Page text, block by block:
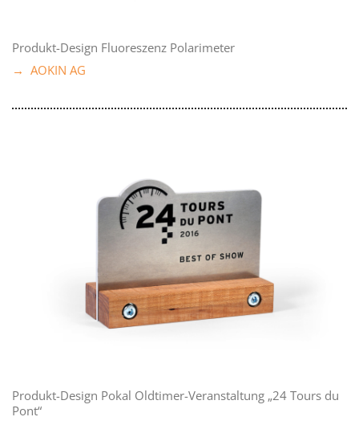
Produkt-Design Fluoreszenz Polarimeter
→ AOKIN AG
Produkt-Design Pokal Oldtimer-Veranstaltung „24 Tours du
Pont“